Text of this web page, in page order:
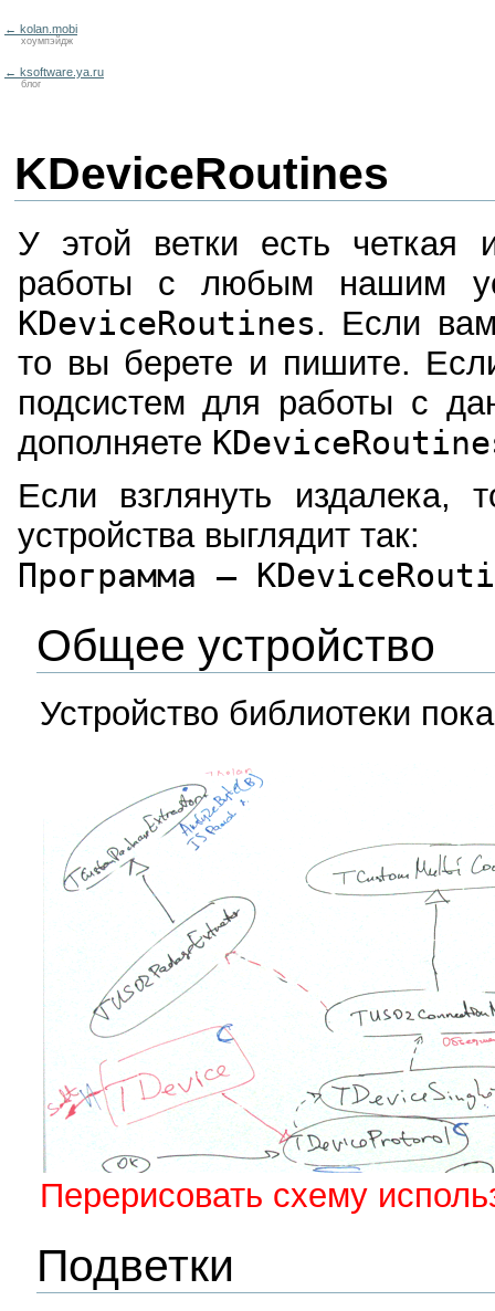
← kolan.mobi
хоумпэйдж
← ksoftware.ya.ru
блог
KDeviceRoutines
У этой ветки есть четкая
работы с любым нашим
KDeviceRoutines. Если
то вы берете и пишите.
подсистем для работы с
дополняете
Если взглянуть издалека,
устройства выглядит так:
Программа —
Общее устройство
Устройство библиотеки
Перерисовать схему
Подветки